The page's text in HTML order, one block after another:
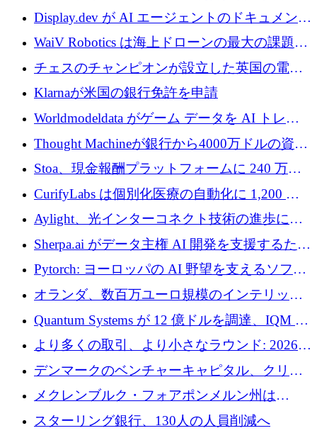
810万ポンドを確保
Display.dev が AI エージェントのドキュメント
コラボレーションを強化するために 47 万ユー
WaiV Robotics は海上ドローンの最大の課題の
1 つをどのように解決しているか
チェスのチャンピオンが設立した英国の電池
材料スタートアップ TaiSan が 465 万ポンドを
Klarnaが米国の銀行免許を申請
Worldmodeldata がゲーム データを AI トレー
ニングに変えるために 700 万ポンドを獲得
Thought Machineが銀行から4000万ドルの資金
調達、年間収益1億ドルを突破
Stoa、現金報酬プラットフォームに 240 万ド
ルを確保
CurifyLabs は個別化医療の自動化に 1,200 万
ユーロを寄付
Aylight、光インターコネクト技術の進歩に向
けて450万ユーロのプレシードラウンドを終了
Sherpa.ai がデータ主権 AI 開発を支援するため
に 1,800 万ドルを調達
Pytorch: ヨーロッパの AI 野望を支えるソフト
ウェア層
オランダ、数百万ユーロ規模のインテリック
との提携で軍用ドローンにソフトウェアファ
ースト戦略を採用
Quantum Systems が 12 億ドルを調達、IQM が
米国の主要取引所で初の欧州量子企業とな
る、6 月に欧州のスタートアップ資金調達
より多くの取引、より小さなラウンド: 2026
年 6 月に欧州のスタートアップ資金調達
デンマークのベンチャーキャピタル、クリメ
ンタム・キャピタルが気候変動対策ハードウ
を確保
メクレンブルク・フォアポンメルン州は
Nextcloud を州全体に展開し、オープンソース
スターリング銀行、130人の人員削減へ